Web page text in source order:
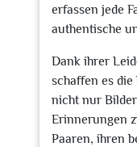
erfassen jede
authentische
Dank ihrer
schaffen es
nicht nur
Erinnerungen
Paaren, ihren